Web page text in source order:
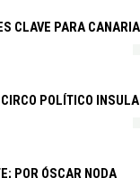
CLAVE PARA
POLÍTICO
POR ÓSCAR NODA